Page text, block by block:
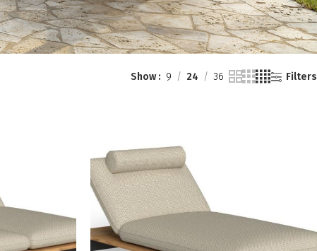
Show 9 24 36 Filters